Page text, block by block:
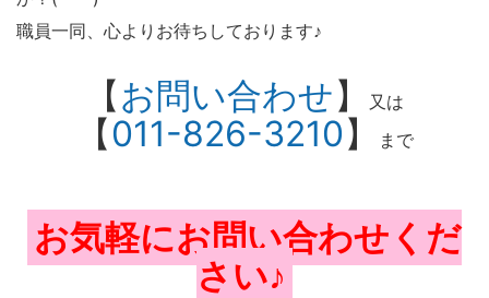
職員一同、心よりお待ちしております♪
【お問い合わせ】 又は
【011-826-3210】 まで
お気軽にお問い合わせくだ
さい♪